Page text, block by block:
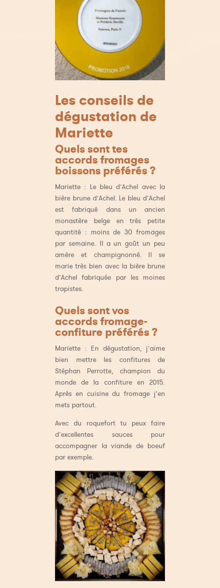
Les conseils de
dégustation de
Mariette
Quels sont tes
accords fromages
boissons préférés ?
Mariette : Le bleu d’Achel avec la
bière brune d’Achel. Le bleu d’Achel
est fabriqué dans un ancien
monastère belge en très petite
quantité : moins de 30 fromages
par semaine. Il a un goût un peu
amère et champignonné. Il se
marie très bien avec la bière brune
d’Achel fabriquée par les moines
trapistes.
Quels sont vos
accords fromage-
confiture préférés ?
Mariette : En dégustation, j’aime
bien mettre les confitures de
Stéphan Perrotte, champion du
monde de la confiture en 2015.
Après en cuisine du fromage j’en
mets partout.
Avec du roquefort tu peux faire
d’excellentes sauces pour
accompagner la viande de boeuf
par exemple.